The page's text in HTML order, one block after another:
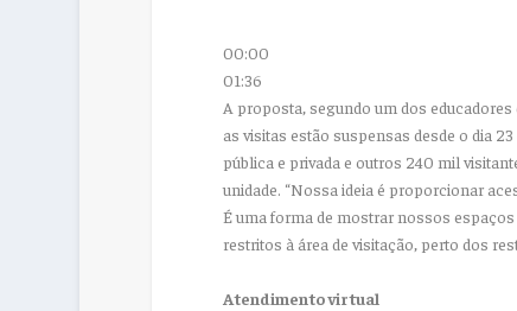
00:00
01:36
A proposta, segundo um dos
as visitas estão suspensas desde o dia
pública e privada e outros 240 mil
unidade. “Nossa ideia é proporcionar
É uma forma de mostrar nossos
restritos à área de visitação, perto dos
Atendimento virtual